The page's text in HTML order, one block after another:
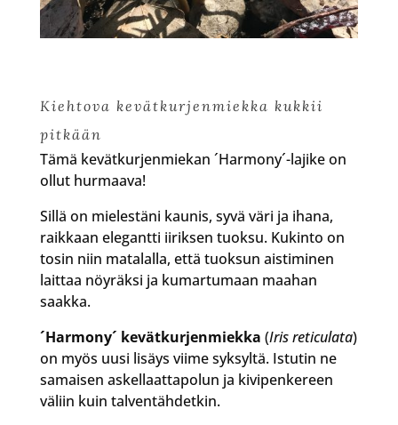
Kiehtova kevätkurjenmiekka kukkii
pitkään
Tämä kevätkurjenmiekan ´Harmony´-lajike on
ollut hurmaava!
Sillä on mielestäni kaunis, syvä väri ja ihana,
raikkaan elegantti iiriksen tuoksu. Kukinto on
tosin niin matalalla, että tuoksun aistiminen
laittaa nöyräksi ja kumartumaan maahan
saakka.
´Harmony´ kevätkurjenmiekka (Iris reticulata)
on myös uusi lisäys viime syksyltä. Istutin ne
samaisen askellaattapolun ja kivipenkereen
väliin kuin talventähdetkin.